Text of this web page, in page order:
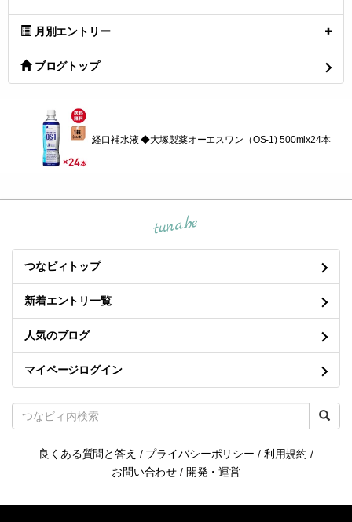
月別エントリー
ブログトップ
経口補水液 ◆大塚製薬オーエスワン（OS-1) 500mlx24本
tuna.be
つなビィトップ
新着エントリ一覧
人気のブログ
マイページログイン
良くある質問と答え / プライバシーポリシー / 利用規約 /
お問い合わせ / 開発・運営